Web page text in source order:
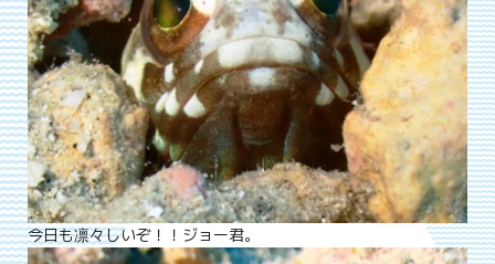
今日も凛々しいぞ！！ジョー君。